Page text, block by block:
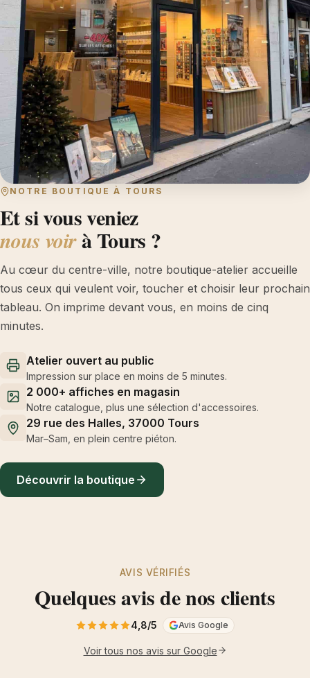
NOTRE BOUTIQUE À TOURS
Et si vous veniez
nous voirà Tours ?
Au cœur du centre-ville, notre boutique-atelier accueille
tous ceux qui veulent voir, toucher et choisir leur prochain
tableau. On imprime devant vous, en moins de cinq
minutes.
Atelier ouvert au public
Impression sur place en moins de 5 minutes.
2 000+ affiches en magasin
Notre catalogue, plus une sélection d'accessoires.
29 rue des Halles, 37000 Tours
Mar–Sam, en plein centre piéton.
Découvrir la boutique
AVIS VÉRIFIÉS
Quelques avis de nos clients
4,8/5 Avis Google
Voir tous nos avis sur Google